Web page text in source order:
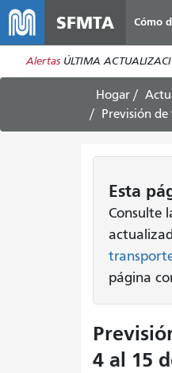
SFMTA Cómo
Alertas ÚLTIMA
Hogar
Previsión
Esta
Consulte
página
4 al 15